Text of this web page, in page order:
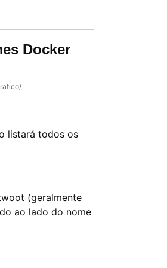
Docker
listará todos os
(geralmente
ao lado do nome